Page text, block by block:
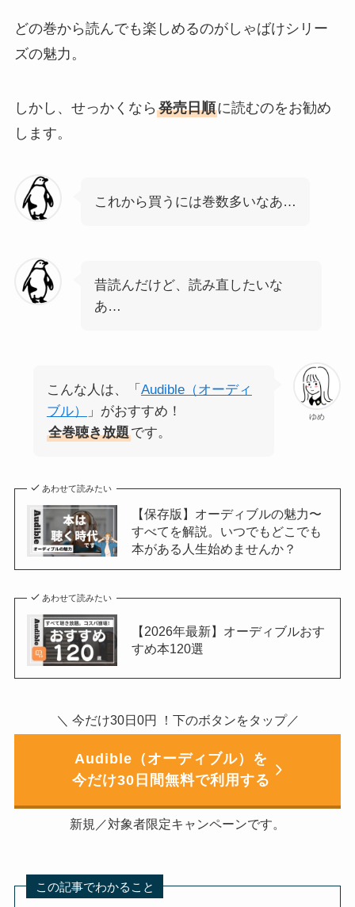
どの巻から読んでも楽しめるのがしゃばけシリー
ズの魅力。
しかし、せっかくなら 発売日順に読むのをお勧め
します。
これから買うには巻数多いなあ…
昔読んだけど、読み直したいな
あ…
ゆめ
こんな人は、「 Audible（オーディ
ブル）
」がおすすめ！
全巻聴き放題です。
あわせて読みたい
【保存版】オーディブルの魅力〜
すべてを解説。いつでもどこでも
本がある人生始めませんか？
あわせて読みたい
【2026年最新】オーディブルおす
すめ本120選
＼ 今だけ30日0円 ！下のボタンをタップ／
Audible（オーディブル）を
今だけ30日間無料で利用する
新規／対象者限定キャンペーンです。
この記事でわかること